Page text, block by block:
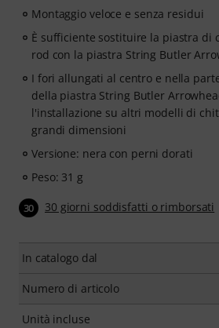
Montaggio veloce e senza residui
È sufficiente sostituire la piastra di
rod con la piastra String Butler
I fori allungati al centro e nella
della piastra String Butler
l'installazione su altri modelli di
grandi dimensioni
Versione: nera con perni dorati
Peso: 31 g
30 30 giorni soddisfatti o rimborsati
In catalogo dal
Numero di articolo
Unità incluse